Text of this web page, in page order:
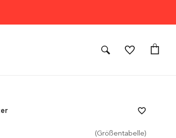
(Größentabelle)
favorite_border